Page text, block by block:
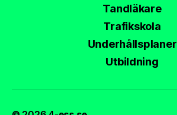
Tandläkare
Trafikskola
Underhållsplaner
Utbildning